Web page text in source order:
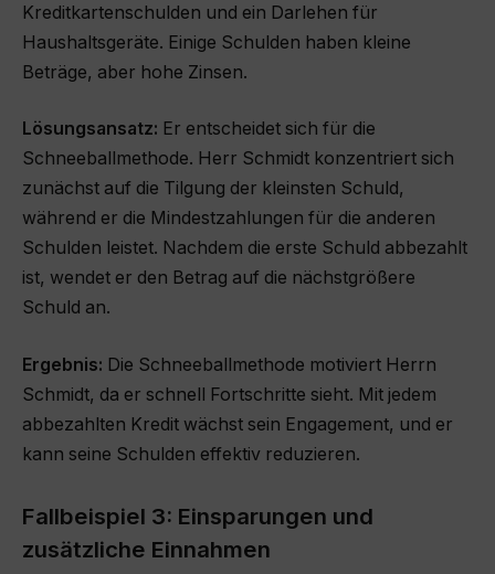
Kreditkartenschulden und ein Darlehen für
Haushaltsgeräte. Einige Schulden haben kleine
Beträge, aber hohe Zinsen.
Lösungsansatz: Er entscheidet sich für die
Schneeballmethode. Herr Schmidt konzentriert sich
zunächst auf die Tilgung der kleinsten Schuld,
während er die Mindestzahlungen für die anderen
Schulden leistet. Nachdem die erste Schuld abbezahlt
ist, wendet er den Betrag auf die nächstgrößere
Schuld an.
Ergebnis: Die Schneeballmethode motiviert Herrn
Schmidt, da er schnell Fortschritte sieht. Mit jedem
abbezahlten Kredit wächst sein Engagement, und er
kann seine Schulden effektiv reduzieren.
Fallbeispiel 3: Einsparungen und
zusätzliche Einnahmen